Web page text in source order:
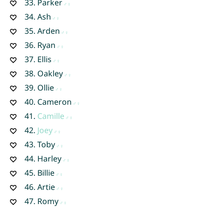
33. Parker
34. Ash
35. Arden
36. Ryan
37. Ellis
38. Oakley
39. Ollie
40. Cameron
41. Camille
42. Joey
43. Toby
44. Harley
45. Billie
46. Artie
47. Romy